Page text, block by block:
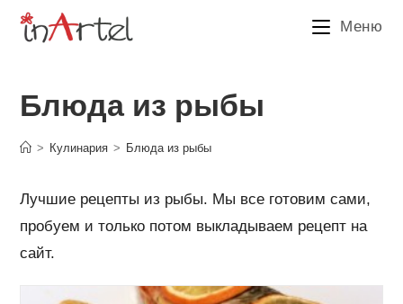
Перейти
Меню
Блюда из рыбы
> Кулинария > Блюда из рыбы
Лучшие рецепты из рыбы. Мы все готовим сами,
пробуем и только потом выкладываем рецепт на
сайт.